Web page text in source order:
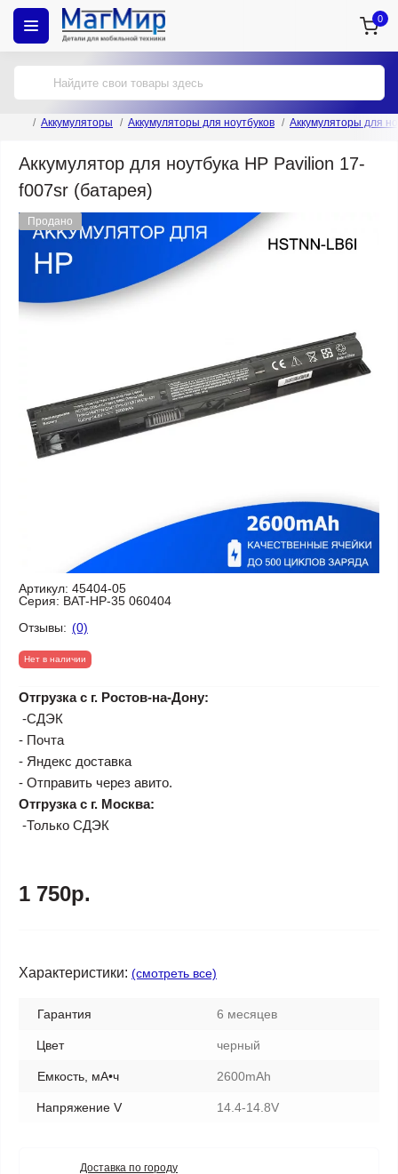
0
Аккумуляторы Аккумуляторы для ноутбуков Аккумуляторы для
Аккумулятор для ноутбука HP Pavilion 17-
f007sr (батарея)
Продано
Артикул: 45404-05
Серия: BAT-HP-35 060404
Отзывы: (0)
Нет в наличии
Отгрузка с г. Ростов-на-Дону:
-СДЭК
- Почта
- Яндекс доставка
- Отправить через авито.
Отгрузка с г. Москва:
-Только СДЭК
1 750р.
Характеристики: (смотреть все)
Гарантия 6 месяцев
Цвет черный
Емкость, мА•ч 2600mAh
Напряжение V 14.4-14.8V
Доставка по городу